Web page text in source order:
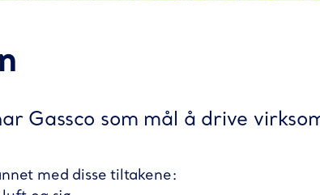
Gassco som mål å drive
med disse tiltakene: